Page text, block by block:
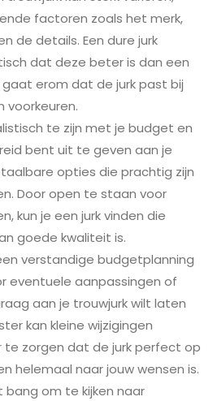
factoren zoals het merk,
de details. Een dure jurk
dat deze beter is dan een
erom dat de jurk past bij
voorkeuren.
te zijn met je budget en
bent uit te geven aan je
opties die prachtig zijn
Door open te staan voor
kun je een jurk vinden die
goede kwaliteit is.
verstandige budgetplanning
eventuele aanpassingen of
aan je trouwjurk wilt laten
kan kleine wijzigingen
te zorgen dat de jurk perfect op
helemaal naar jouw wensen is.
bang om te kijken naar